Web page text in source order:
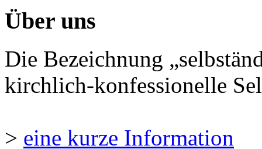
Über uns
Die Bezeichnung
kirchlich-konfessionelle
> eine kurze Information